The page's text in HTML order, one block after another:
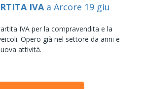
IVA a Arcore 19 giu
IVA per la compravendita e la
Opero già nel settore da anni e
attività.